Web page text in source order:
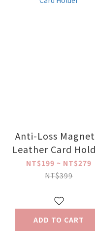
Anti-Loss
Leather Card
NT$199 ~ NT$279
NT$399
ADD TO CART